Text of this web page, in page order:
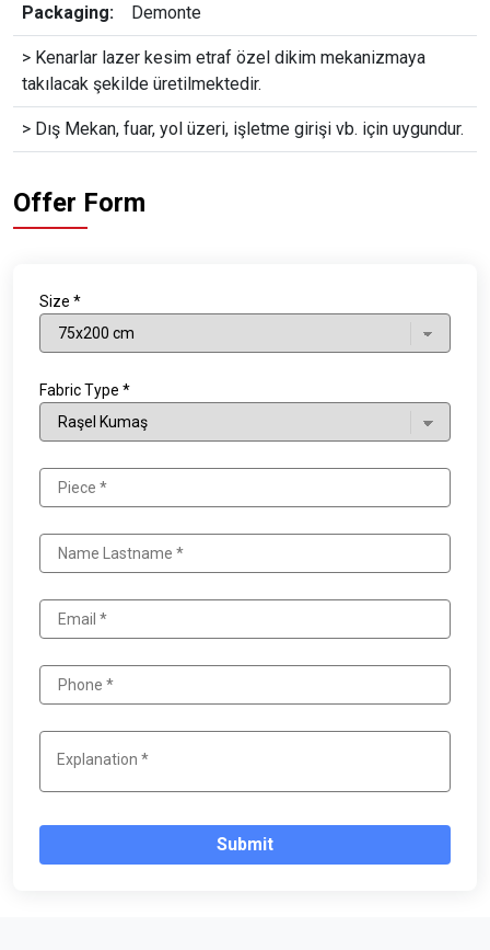
Packaging: Demonte
> Kenarlar lazer kesim etraf özel dikim mekanizmaya
takılacak şekilde üretilmektedir.
> Dış Mekan, fuar, yol üzeri, işletme girişi vb. için uygundur.
Offer Form
Size *
Fabric Type *
Submit